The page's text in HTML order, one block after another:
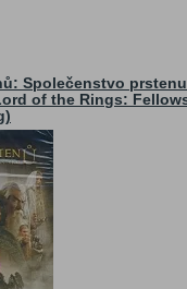
Společenstvo prstenu
of the Rings: